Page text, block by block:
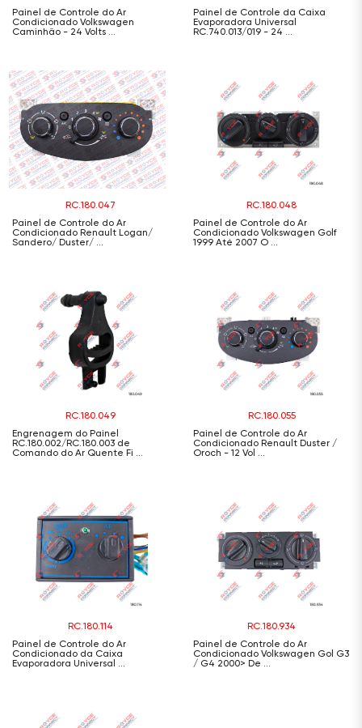
Painel de Controle do Ar
Condicionado Volkswagen
Caminhão - 24 Volts ...
Painel de Controle da Caixa
Evaporadora Universal
RC.740.013/019 - 24 ...
RC.180.047
Painel de Controle do Ar
Condicionado Renault Logan/
Sandero/ Duster/ ...
RC.180.048
Painel de Controle do Ar
Condicionado Volkswagen Golf
1999 Até 2007 O ...
RC.180.049
Engrenagem do Painel
RC.180.002/RC.180.003 de
Comando do Ar Quente Fi ...
RC.180.055
Painel de Controle do Ar
Condicionado Renault Duster /
Oroch - 12 Vol ...
RC.180.114
Painel de Controle do Ar
Condicionado da Caixa
Evaporadora Universal ...
RC.180.934
Painel de Controle do Ar
Condicionado Volkswagen Gol G3
/ G4 2000> De ...